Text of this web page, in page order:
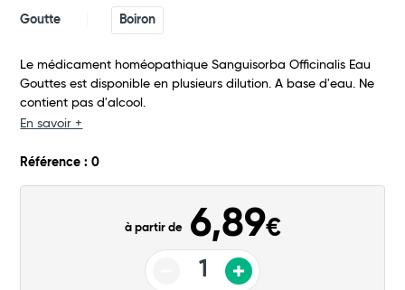
Total
Goutte Boiron
Le médicament homéopathique Sanguisorba Officinalis Eau
Gouttes est disponible en plusieurs dilution. A base d'eau. Ne
contient pas d'alcool.
En savoir +
Référence : 0
à partir de 6,89€